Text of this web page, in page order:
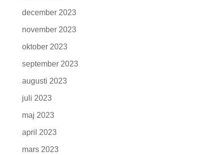
december 2023
november 2023
oktober 2023
september 2023
augusti 2023
juli 2023
maj 2023
april 2023
mars 2023